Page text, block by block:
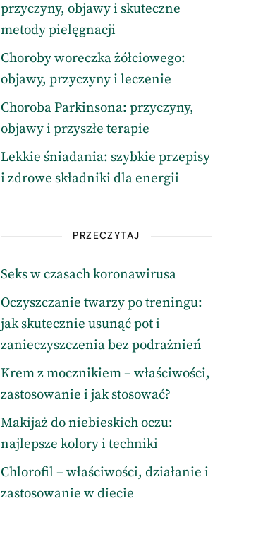
przyczyny, objawy i skuteczne
metody pielęgnacji
Choroby woreczka żółciowego:
objawy, przyczyny i leczenie
Choroba Parkinsona: przyczyny,
objawy i przyszłe terapie
Lekkie śniadania: szybkie przepisy
i zdrowe składniki dla energii
PRZECZYTAJ
Seks w czasach koronawirusa
Oczyszczanie twarzy po treningu:
jak skutecznie usunąć pot i
zanieczyszczenia bez podrażnień
Krem z mocznikiem – właściwości,
zastosowanie i jak stosować?
Makijaż do niebieskich oczu:
najlepsze kolory i techniki
Chlorofil – właściwości, działanie i
zastosowanie w diecie